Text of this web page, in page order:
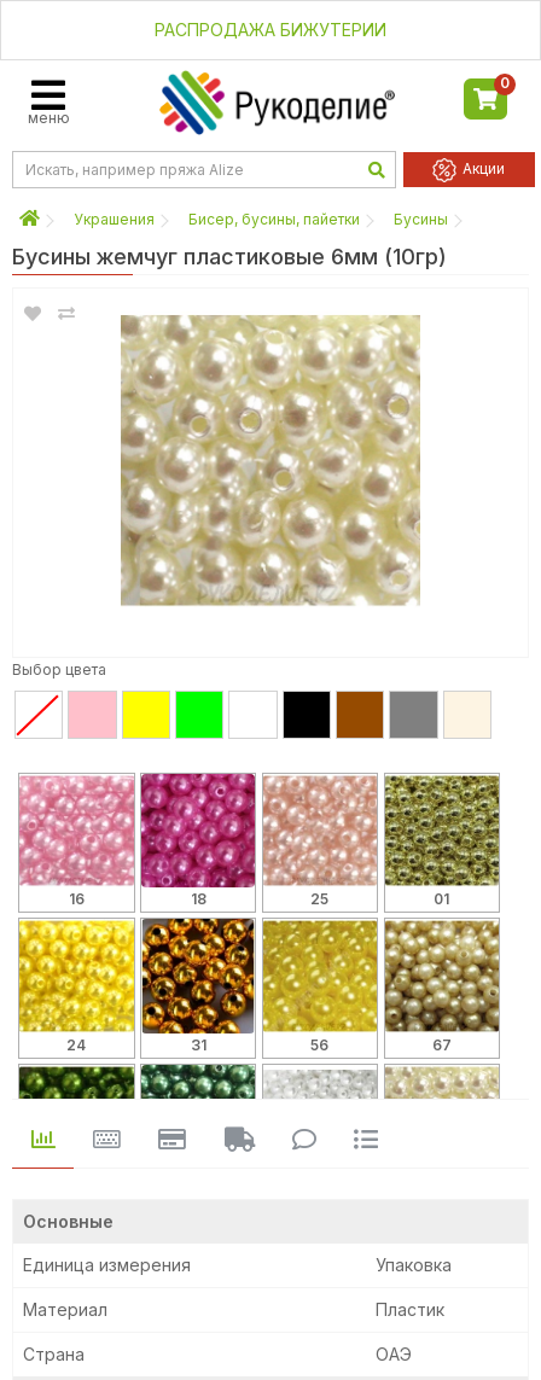
РАСПРОДАЖА БИЖУТЕРИИ
меню
0
Акции
Украшения Бисер, бусины, пайетки Бусины
Бусины жемчуг пластиковые 6мм (10гр)
Основные
Единица измерения Упаковка
Материал Пластик
Страна ОАЭ
Выбор цвета
16 18 25 01
24 31 56 67
07 28